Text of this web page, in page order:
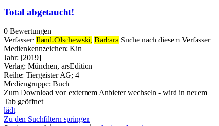
Total abgetaucht!
0 Bewertungen
Verfasser: Iland-Olschewski, Barbara Suche nach diesem Verfasser
Medienkennzeichen: Kin
Jahr: [2019]
Verlag: München, arsEdition
Reihe: Tiergeister AG; 4
Mediengruppe: Buch
Zum Download von externem Anbieter wechseln - wird in neuem
Tab geöffnet
lädt
Zu den Suchfiltern springen